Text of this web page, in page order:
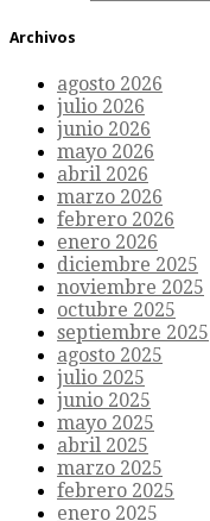
Archivos
agosto 2026
julio 2026
junio 2026
mayo 2026
abril 2026
marzo 2026
febrero 2026
enero 2026
diciembre 2025
noviembre 2025
octubre 2025
septiembre 2025
agosto 2025
julio 2025
junio 2025
mayo 2025
abril 2025
marzo 2025
febrero 2025
enero 2025